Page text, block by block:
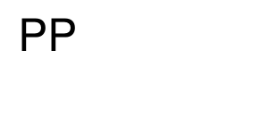
PP